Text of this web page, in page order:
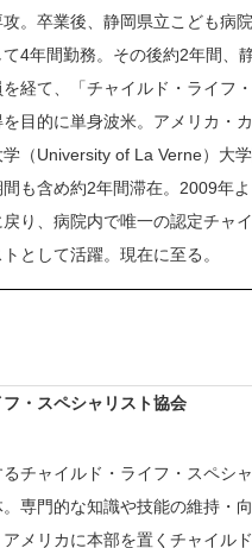
。卒業後、静岡県立こども病
4年間勤務。その後約2年間、
経て、「チャイルド・ライフ
目的に単身波米。アメリカ・
（University of La Verne）大
も含め約2年間滞在。2009年
り、病院内で唯一の認定チャ
として活躍。現在に至る。
・スペシャリスト協会
チャイルド・ライフ・スペシ
専門的な知識や技能の維持・
メリカに本部を置くチャイル